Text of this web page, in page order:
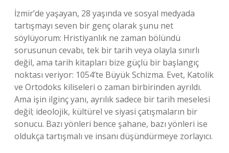
İzmir’de yaşayan, 28 yaşında ve sosyal medyada
tartışmayı seven bir genç olarak şunu net
söylüyorum: Hristiyanlık ne zaman bölündü
sorusunun cevabı, tek bir tarih veya olayla sınırlı
değil, ama tarih kitapları bize güçlü bir başlangıç
noktası veriyor: 1054’te Büyük Schizma. Evet, Katolik
ve Ortodoks kiliseleri o zaman birbirinden ayrıldı.
Ama işin ilginç yanı, ayrılık sadece bir tarih meselesi
değil; ideolojik, kültürel ve siyasi çatışmaların bir
sonucu. Bazı yönleri bence şahane, bazı yönleri ise
oldukça tartışmalı ve insanı düşündürmeye zorlayıcı.